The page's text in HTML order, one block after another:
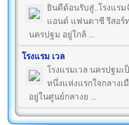
ยินดีต้อนรับสู่..โรงแร
แอนด์ แฟนตาซี รีสอร์
นครปฐม อยู่ใกล้ ...
โรงแรม เวล
โรงแรมเวล นครปฐมเ
หนึ่งแห่งแรกใจกลางเ
อยู่ในศูนย์กลางย ...